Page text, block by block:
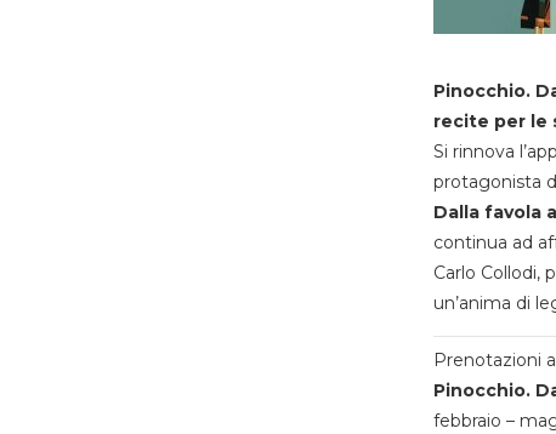
Pinocchio.
recite per le
Si rinnova
protagonista
Dalla favola
continua ad
Carlo Collodi,
un’anima di
Prenotazioni
Pinocchio.
febbraio –